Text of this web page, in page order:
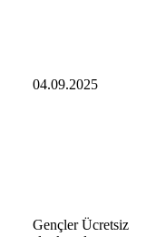
04.09.2025
Gençler Ücretsiz